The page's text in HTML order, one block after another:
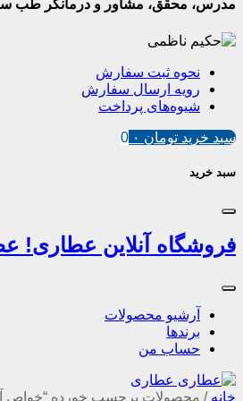
مدرس، محقق، مشاور و درمانگر طب
نحوه ثبت سفارش
رویه ارسال سفارش
شیوه‌های پرداخت
سبد خرید تومان 0
سبد خرید
فروشگاه آنلاین عطاری!
آرشیو محصولات
برندها
حساب من
خانه / محصولات برچسب خورده “خواص